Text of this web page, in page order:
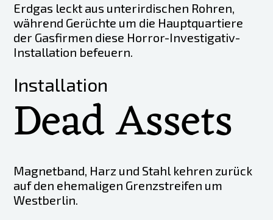
Erdgas leckt aus unterirdischen Rohren,
während Gerüchte um die Hauptquartiere
der Gasfirmen diese Horror-Investigativ-
Installation befeuern.
Installation
Dead Assets
Magnetband, Harz und Stahl kehren zurück
auf den ehemaligen Grenzstreifen um
Westberlin.